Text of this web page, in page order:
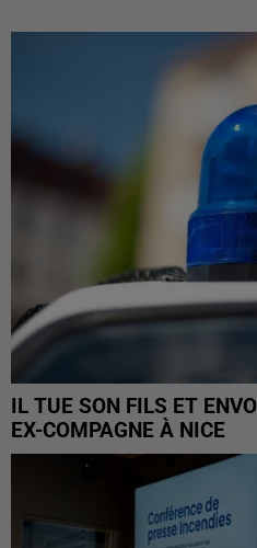
IL TUE SON FILS ET
EX-COMPAGNE À NICE